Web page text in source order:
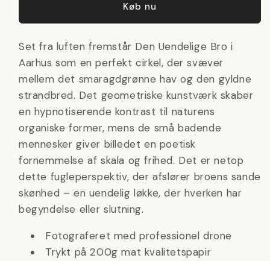
Køb nu
Set fra luften fremstår Den Uendelige Bro i
Aarhus som en perfekt cirkel, der svæver
mellem det smaragdgrønne hav og den gyldne
strandbred. Det geometriske kunstværk skaber
en hypnotiserende kontrast til naturens
organiske former, mens de små badende
mennesker giver billedet en poetisk
fornemmelse af skala og frihed. Det er netop
dette fugleperspektiv, der afslører broens sande
skønhed – en uendelig løkke, der hverken har
begyndelse eller slutning.
Fotograferet med professionel drone
Trykt på 200g mat kvalitetspapir